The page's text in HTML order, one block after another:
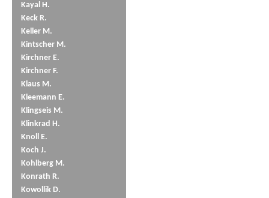
Kayal H.
Keck R.
Keller M.
Kintscher M.
Kirchner E.
Kirchner F.
Klaus M.
Kleemann E.
Klingseis M.
Klinkrad H.
Knoll E.
Koch J.
Kohlberg M.
Konrath R.
Kowollik D.